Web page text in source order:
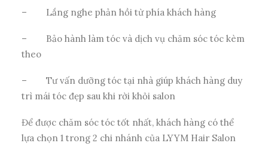
– Lắng nghe phản hồi từ phía khách hàng
–
Bảo hành làm tóc và dịch vụ chăm sóc tóc kèm
theo
–
Tư vấn dưỡng tóc tại nhà giúp khách hàng duy
trì mái tóc đẹp sau khi rời khỏi salon
Để được chăm sóc tóc tốt nhất, khách hàng có thể
lựa chọn 1 trong 2 chi nhánh của LYYM Hair Salon